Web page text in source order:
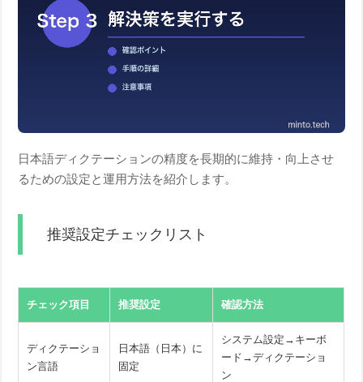
日本語ディクテーションの精度を長期的に維持・向上させ
るための設定と運用方法を紹介します。
推奨設定チェックリスト
チェック項目 推奨設定 確認方法
ディクテーショ
ン言語
日本語（日本）に
固定
システム設定→キーボ
ード→ディクテーショ
ン